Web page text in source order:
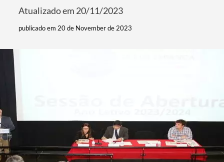
Atualizado em 20/11/2023
publicado em 20 de November de 2023